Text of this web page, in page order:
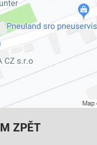
ZPĚT